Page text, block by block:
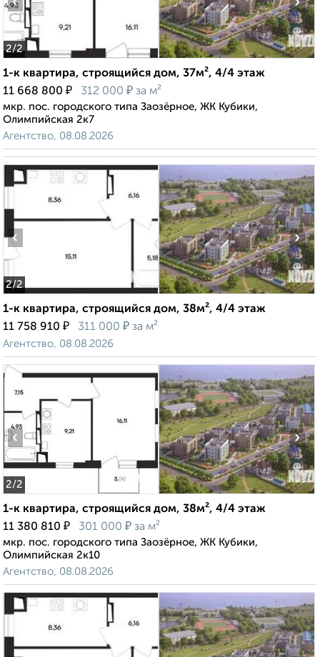
2/2
1-к квартира, строящийся дом, 37м², 4/4 этаж
11 668 800 ₽ 312 000 ₽ за м²
мкр. пос. городского типа Заозёрное, ЖК Кубики,
Олимпийская 2к7
Агентство, 08.08.2026
2/2
‹ ›
1-к квартира, строящийся дом, 38м², 4/4 этаж
11 758 910 ₽ 311 000 ₽ за м²
Агентство, 08.08.2026
2/2
‹ ›
1-к квартира, строящийся дом, 38м², 4/4 этаж
11 380 810 ₽ 301 000 ₽ за м²
мкр. пос. городского типа Заозёрное, ЖК Кубики,
Олимпийская 2к10
Агентство, 08.08.2026